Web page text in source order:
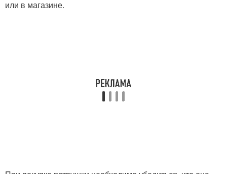
или в магазине.